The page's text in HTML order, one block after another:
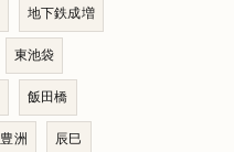
地下鉄成増
東池袋
飯田橋
豊洲 辰巳